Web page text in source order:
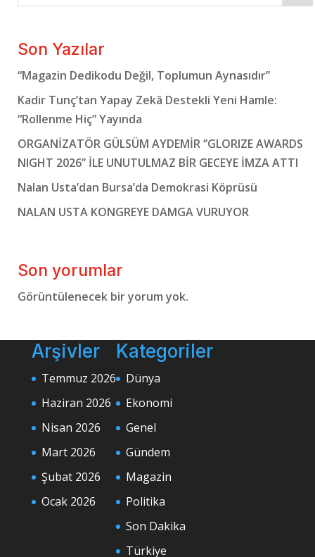
Son Yazılar
“Magazin Dedikodu Değil, Toplumun Aynasıdır”
Kadir Tunç’tan Yapay Zekâ Destekli Yeni Hamle:
“Rollenme Hiç” Yayında
ORGANİZATÖR GÜLSÜM AYDEMİR ‘’GLORIZE AWARDS
NIGHT 2026’’ İLE UNUTULMAZ BİR GECEYE İMZA ATTI
Nalan Usta’dan Bursa’da Demokrasi Köprüsü
NALAN USTA KONGREYE DAMGA VURUYOR
Son yorumlar
Görüntülenecek bir yorum yok.
Arşivler
Temmuz 2026
Haziran 2026
Nisan 2026
Mart 2026
Şubat 2026
Ocak 2026
Kategoriler
Dünya
Ekonomi
Genel
Gündem
Magazin
Politika
Son Dakika
Türkiye